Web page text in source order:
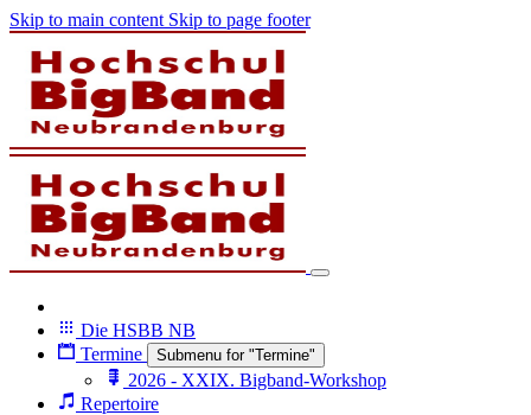
Skip to main content Skip to page footer
Die HSBB NB
Termine
Submenu for "Termine"
2026 - XXIX. Bigband-Workshop
Repertoire